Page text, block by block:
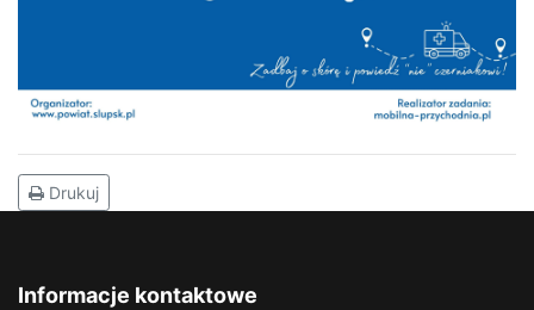
Drukuj
Informacje kontaktowe